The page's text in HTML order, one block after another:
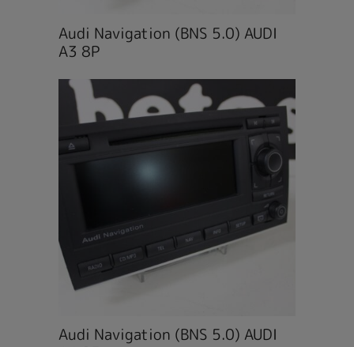
Audi Navigation (BNS 5.0) AUDI
A3 8P
Audi Navigation (BNS 5.0) AUDI